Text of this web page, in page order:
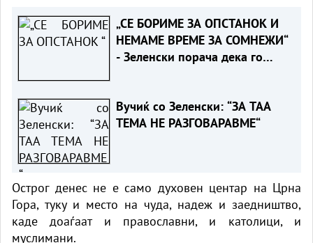
„СЕ БОРИМЕ ЗА ОПСТАНОК И
НЕМАМЕ ВРЕМЕ ЗА СОМНЕЖИ“
- Зеленски порача дека го
Вучиќ со Зеленски: “ЗА ТАА
ТЕМА НЕ РАЗГОВАРАВМЕ“
Острог денес не е само духовен центар на Црна
Гора, туку и место на чуда, надеж и заедништво,
каде доаѓаат и православни, и католици, и
муслимани.